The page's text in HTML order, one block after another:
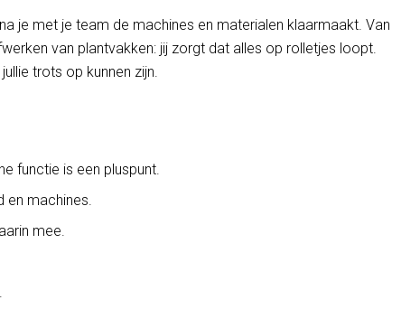
je met je team de machines en materialen klaarmaakt. Van
van plantvakken: jij zorgt dat alles op rolletjes loopt.
trots op kunnen zijn.
functie is een pluspunt.
en machines.
mee.